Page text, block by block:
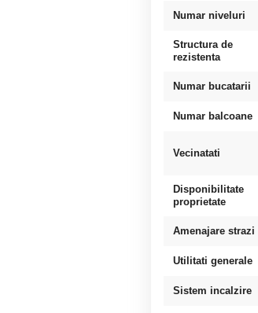
Numar niveluri
Structura de
rezistenta
Numar bucatarii
Numar balcoane
Vecinatati
Disponibilitate
proprietate
Amenajare strazi
Utilitati generale
Sistem incalzire